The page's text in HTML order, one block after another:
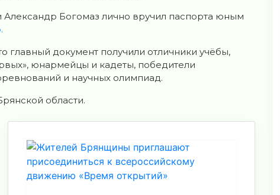
Александр Богомаз лично вручил паспорта юным
главный документ получили отличники учёбы,
юнармейцы и кадеты, победители
и научных олимпиад.
области.